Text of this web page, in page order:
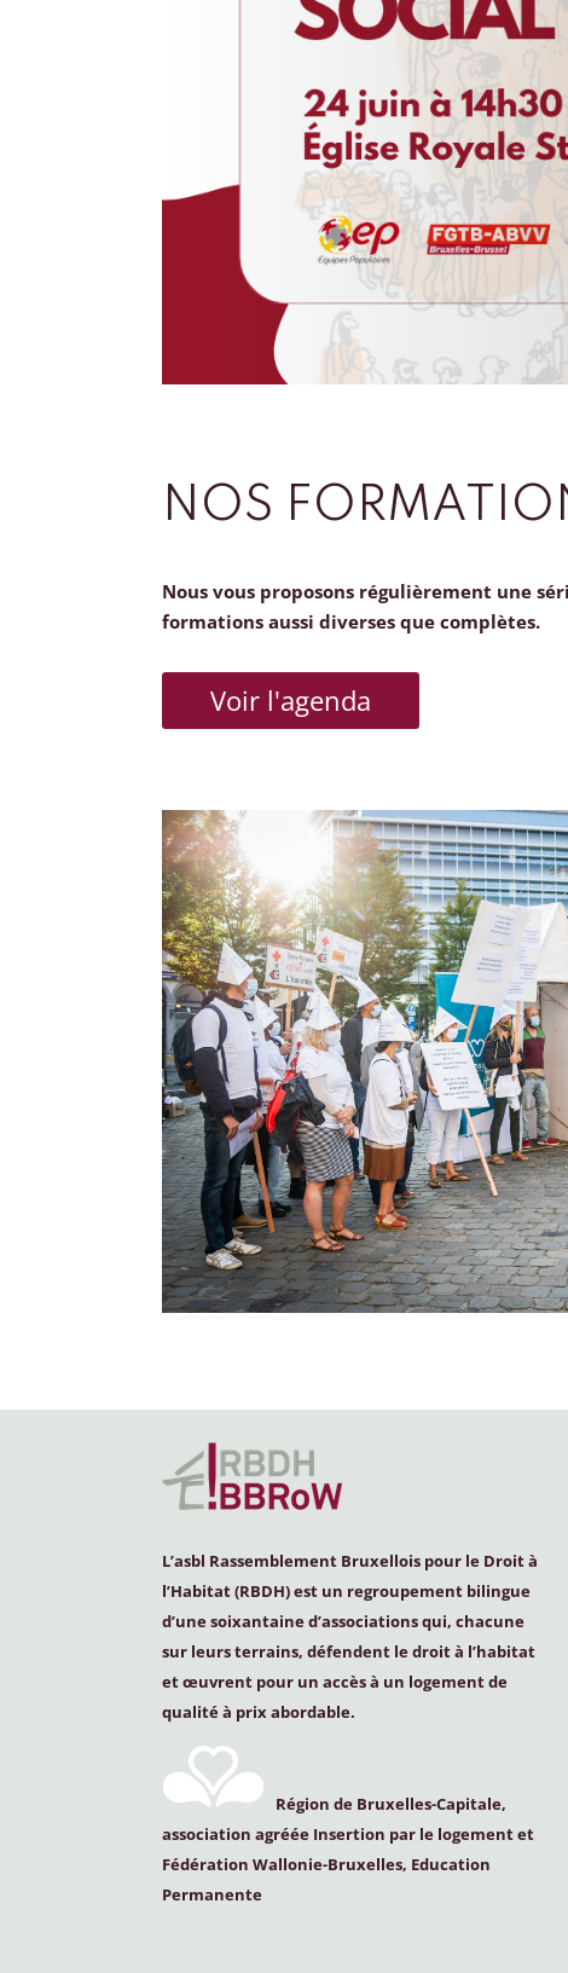
NOS
Nous vous proposons régulièrement une
formations aussi diverses que complètes.
Voir l'agenda
L’asbl Rassemblement Bruxellois pour le Droit à
l’Habitat (RBDH) est un regroupement bilingue
d’une soixantaine d’associations qui, chacune
sur leurs terrains, défendent le droit à l’habitat
et œuvrent pour un accès à un logement de
qualité à prix abordable.
Région de Bruxelles-Capitale,
association agréée Insertion par le logement et
Fédération Wallonie-Bruxelles, Education
Permanente